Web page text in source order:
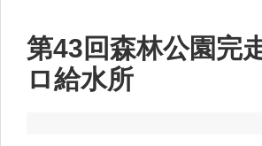
第43回森林公園完
ロ給水所